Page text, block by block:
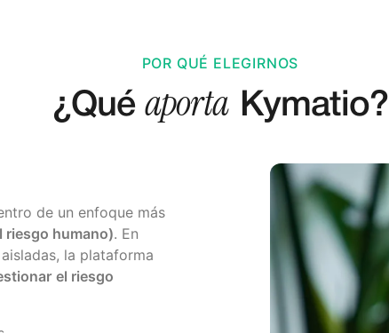
POR QUÉ ELEGIRNOS
¿Qué aporta Kymatio?
de un enfoque más
riesgo humano). En
la plataforma
el riesgo